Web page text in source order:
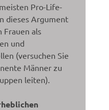
Pro-Life-
dieses Argument
Frauen als
und
(versuchen Sie
Männer zu
leiten).